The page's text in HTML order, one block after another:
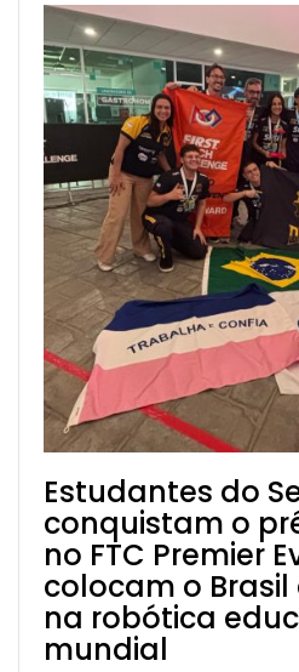
Estudantes do
conquistam o
no FTC Premier
colocam o
na robótica
mundial